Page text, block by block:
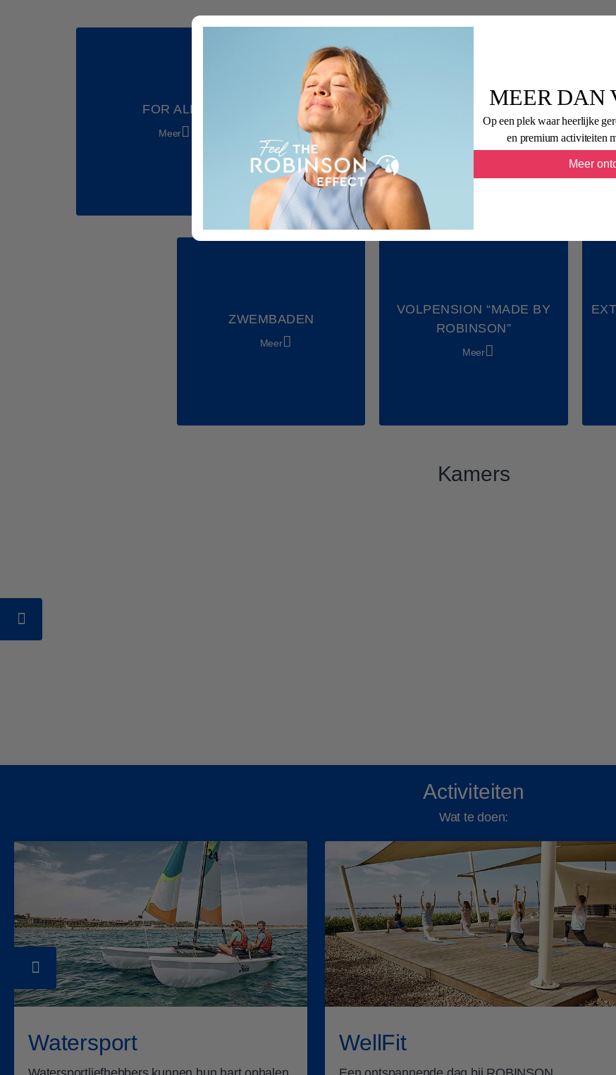
MEER DAN
Op een plek waar heerlijke
en premium activiteiten
Meer
Sportschool
Beachvolleyball
Boogschieten
Voetbal
Shows & Acts
FOR ALL
Meer
Internationale flair
Meer
LOCATIE
Meer
ZWEMBADEN
Meer
VOLPENSION “MADE BY
ROBINSON”
Meer
Kamers
Tweepersoonskamer Familienkamer Suite
Activiteiten
Wat te doen:
Watersport WellFit